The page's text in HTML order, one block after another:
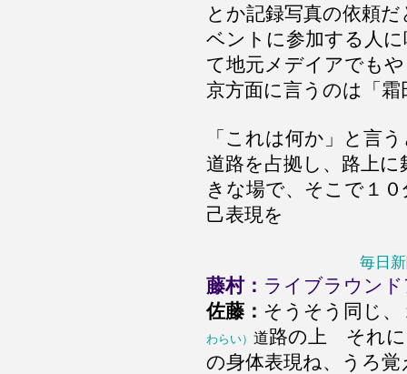
とか記録写真の依頼
ベントに参加する人
て地元メデイアでも
京方面に言うのは「
「これは何か」と言
道路を占拠し、路上
きな場で、そこで１
己表現を
毎日新
藤村： ライブラウン
佐藤： そうそう同じ
わらい） 道路の上 それに
の身体表現ね、うろ